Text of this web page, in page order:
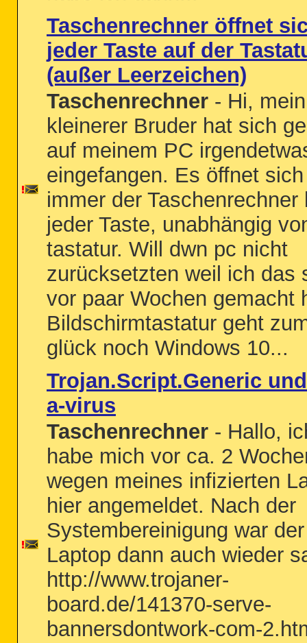
Taschenrechner öffnet
jeder Taste auf der
(außer Leerzeichen)
Taschenrechner - Hi, mein
kleinerer Bruder hat sich
auf meinem PC
eingefangen. Es öffnet sich
immer der Taschenrechner
jeder Taste, unabhängig
tastatur. Will dwn pc nicht
zurücksetzten weil ich das
vor paar Wochen gemacht
Bildschirmtastatur geht
glück noch Windows 10...
Trojan.Script.Generic
a-virus
Taschenrechner - Hallo,
habe mich vor ca. 2
wegen meines infizierten
hier angemeldet. Nach der
Systembereinigung war der
Laptop dann auch wieder
http://www.trojaner-
board.de/141370-serve-
bannersdontwork-com-